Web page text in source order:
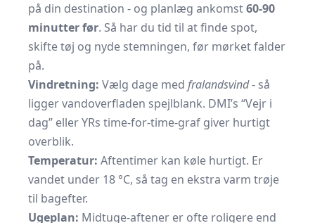
på din destination - og planlæg ankomst60-90
minutter før. Så har du tid til at finde spot,
skifte tøj og nyde stemningen, før mørket falder
på.
Vindretning: Vælg dage med fralandsvind- så
ligger vandoverfladen spejlblank. DMI’s “Vejr i
dag” eller YRs time-for-time-graf giver hurtigt
overblik.
Temperatur: Aftentimer kan køle hurtigt. Er
vandet under 18 °C, så tag en ekstra varm trøje
til bagefter.
Ugeplan: Midtuge-aftener er ofte roligere end